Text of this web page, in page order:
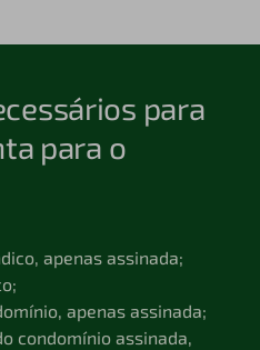
para
para o
apenas assinada;
apenas assinada;
condomínio assinada,